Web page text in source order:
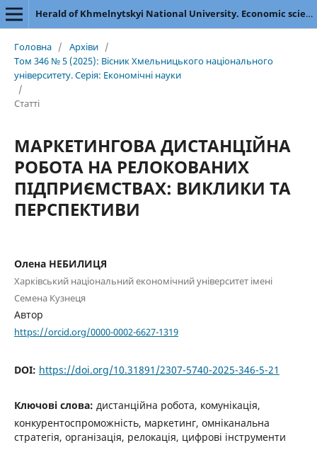
Herald of Khmelnytskyi National University. Economic sciences
Головна / Архіви /
Том 346 № 5 (2025): Вісник Хмельницького національного
університету. Серія: Економічні науки
/
Статті
МАРКЕТИНГОВА ДИСТАНЦІЙНА
РОБОТА НА РЕЛОКОВАНИХ
ПІДПРИЄМСТВАХ: ВИКЛИКИ ТА
ПЕРСПЕКТИВИ
Олена НЕБИЛИЦЯ
Харківський національний економічний університет імені
Семена Кузнеця
Автор
https://orcid.org/0000-0002-6627-1319
DOI: https://doi.org/10.31891/2307-5740-2025-346-5-21
Ключові слова: дистанційна робота, комунікація,
конкурентоспроможність, маркетинг, омніканальна
стратегія, організація, релокація, цифрові інструменти